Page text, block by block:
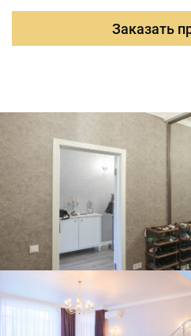
пол". На стенах -
изготовлена по
требованиям и стандартам.
сценариев
электрический
Бойлер BAXI, насосная
Продаётся полностью
инфраструктура,
детские сады, школы и
транспорта, удобная
часть города. А также
озером и местами пеших
Заказать